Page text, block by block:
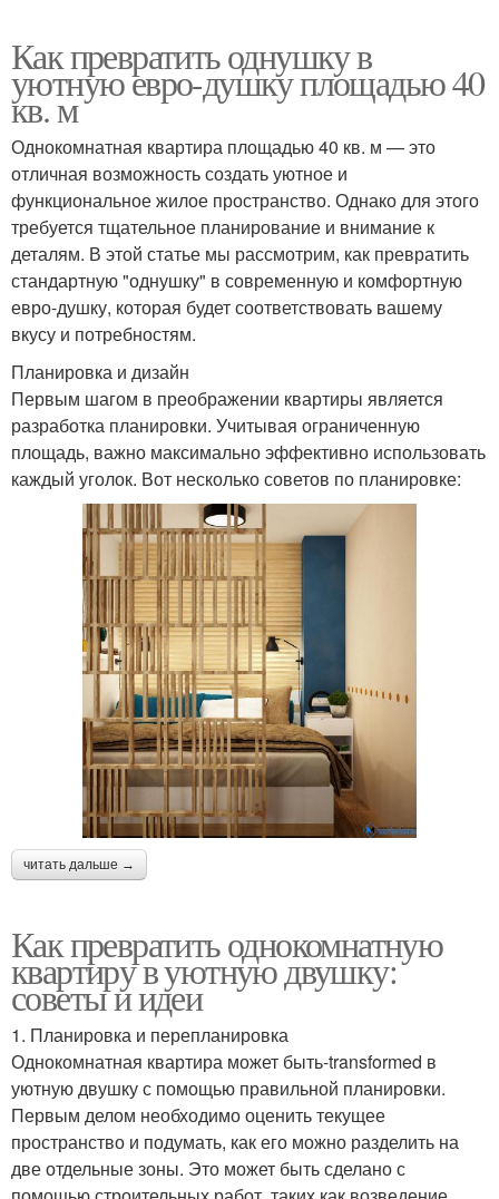
Как превратить однушку в
уютную евро-душку площадью 40
кв. м
Однокомнатная квартира площадью 40 кв. м — это
отличная возможность создать уютное и
функциональное жилое пространство. Однако для этого
требуется тщательное планирование и внимание к
деталям. В этой статье мы рассмотрим, как превратить
стандартную "однушку" в современную и комфортную
евро-душку, которая будет соответствовать вашему
вкусу и потребностям.
Планировка и дизайн
Первым шагом в преображении квартиры является
разработка планировки. Учитывая ограниченную
площадь, важно максимально эффективно использовать
каждый уголок. Вот несколько советов по планировке:
читать дальше →
Как превратить однокомнатную
квартиру в уютную двушку:
советы и идеи
1. Планировка и перепланировка
Однокомнатная квартира может быть-transformed в
уютную двушку с помощью правильной планировки.
Первым делом необходимо оценить текущее
пространство и подумать, как его можно разделить на
две отдельные зоны. Это может быть сделано с